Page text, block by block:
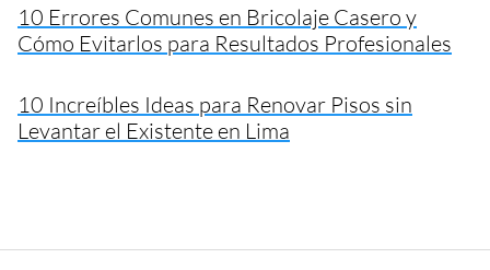
10 Errores Comunes en Bricolaje Casero y
Cómo Evitarlos para Resultados Profesionales
10 Increíbles Ideas para Renovar Pisos sin
Levantar el Existente en Lima